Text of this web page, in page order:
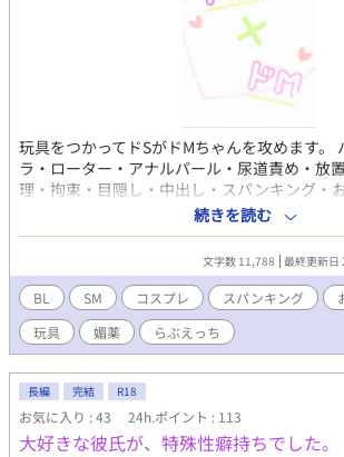
玩具をつかってドSがドMちゃんを攻めます。
ラ・ローター・アナルパール・尿道責め・放
理・拘束・目隠し・中出し・スパンキング・
スプレ・S字結腸・フェラ・イマラチオなどで
す。 ￣￣￣￣￣￣￣￣
続きを読む
文字数 11,788 最終更新日
BL SM コスプレ スパンキング
玩具
媚薬 らぶえっち
長編 完結 R18
お気に入り : 43 24h.ポイント : 113
大好きな彼氏が、特殊性癖持ちでした。